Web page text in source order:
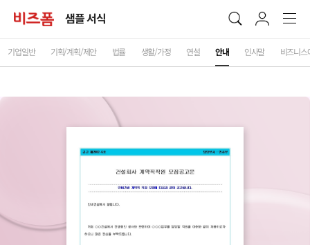
샘플 서식
기업일반 기획/계획/제안 법률 생활/가정 연설 안내 인사말 비즈니스